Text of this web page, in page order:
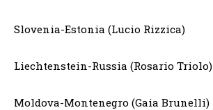
Slovenia-Estonia (Lucio Rizzica)
Liechtenstein-Russia (Rosario Triolo)
Moldova-Montenegro (Gaia Brunelli)